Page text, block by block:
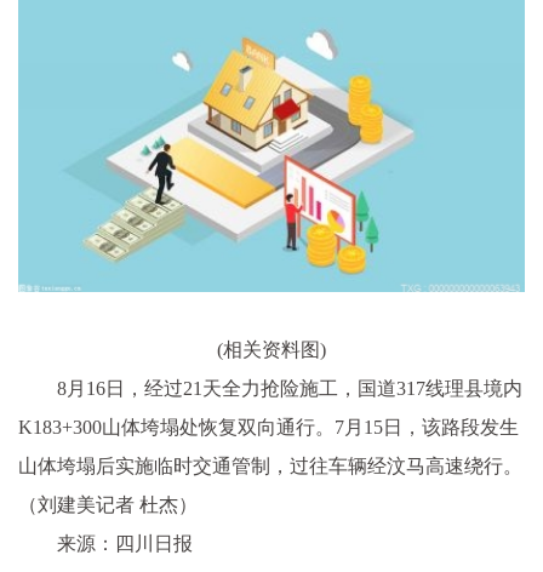
(相关资料图)
8月16日，经过21天全力抢险施工，国道317线理县境内
K183+300山体垮塌处恢复双向通行。7月15日，该路段发生
山体垮塌后实施临时交通管制，过往车辆经汶马高速绕行。
（刘建美记者 杜杰）
来源：四川日报